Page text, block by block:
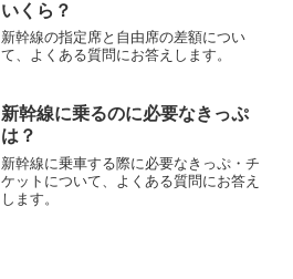
いくら？
新幹線の指定席と自由席の差額につい
て、よくある質問にお答えします。
新幹線に乗るのに必要なきっぷ
は？
新幹線に乗車する際に必要なきっぷ・チ
ケットについて、よくある質問にお答え
します。